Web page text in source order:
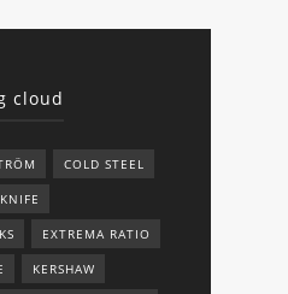
cloud
COLD STEEL
EXTREMA RATIO
KERSHAW